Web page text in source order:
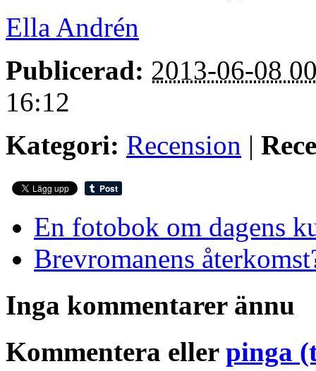
Ella Andrén
Publicerad: 2013-06-08
16:12
Kategori: Recension |
En fotobok om dagens
Brevromanens
Inga kommentarer ännu
Kommentera eller pinga